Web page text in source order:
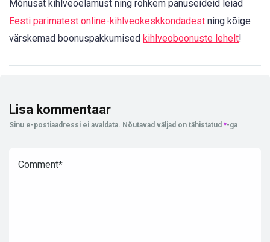
Mõnusat kihlveoelamust ning rohkem panuseideid leiad
Eesti parimatest online-kihlveokeskkondadest ning kõige
värskemad boonuspakkumised kihlveoboonuste lehelt!
Lisa kommentaar
Sinu e-postiaadressi ei avaldata. Nõutavad väljad on tähistatud *-ga